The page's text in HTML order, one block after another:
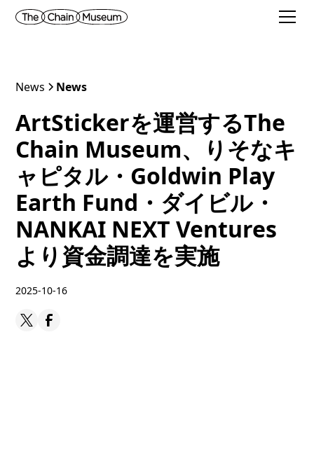
News News
ArtStickerを運営するThe
Chain Museum、りそなキ
ャピタル・Goldwin Play
Earth Fund・ダイビル・
NANKAI NEXT Ventures
より資金調達を実施
2025-10-16